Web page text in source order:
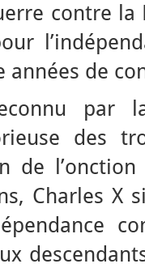
contre
années de
par
des
de
Charles X